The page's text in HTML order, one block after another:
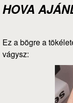
HOVA
Ez a bögre a
vágysz: